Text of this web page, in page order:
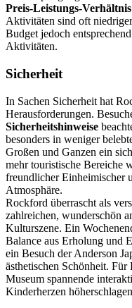
Preis-Leistungs-Verhältnis
Aktivitäten sind oft
Budget jedoch
Aktivitäten.
Sicherheit
In Sachen Sicherheit hat
Herausforderungen.
Sicherheitshinweise
besonders in weniger
Großen und Ganzen ein
mehr touristische Bereiche
freundlicher Einheimischer
Atmosphäre.
Rockford überrascht als
zahlreichen, wunderschön
Kulturszene. Ein
Balance aus Erholung und
ein Besuch der Anderson
ästhetischen Schönheit.
Museum spannende
Kinderherzen